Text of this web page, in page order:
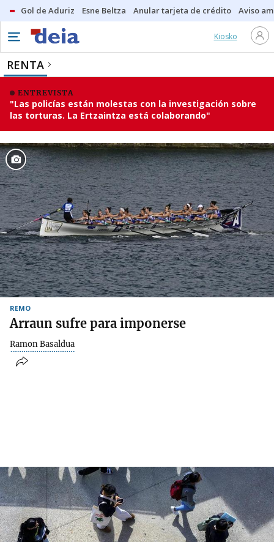
Gol de Aduriz Esne Beltza Anular tarjeta de crédito Aviso
Kiosko
RENTA
ENTREVISTA
"Las policías están molestas con la investigación sobre
las torturas. La Ertzaintza está colaborando"
REMO
Arraun sufre para imponerse
Ramon Basaldua